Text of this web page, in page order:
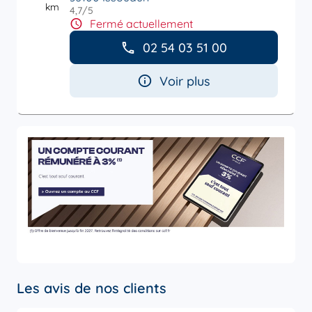
km
4,7/5
Fermé actuellement
02 54 03 51 00
Voir plus
Les avis de nos clients